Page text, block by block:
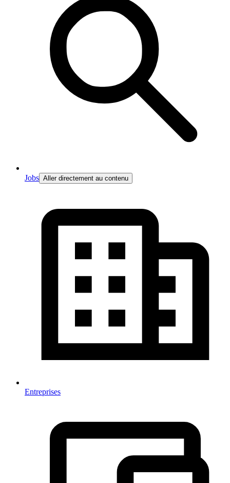
Jobs Aller directement au contenu
Entreprises